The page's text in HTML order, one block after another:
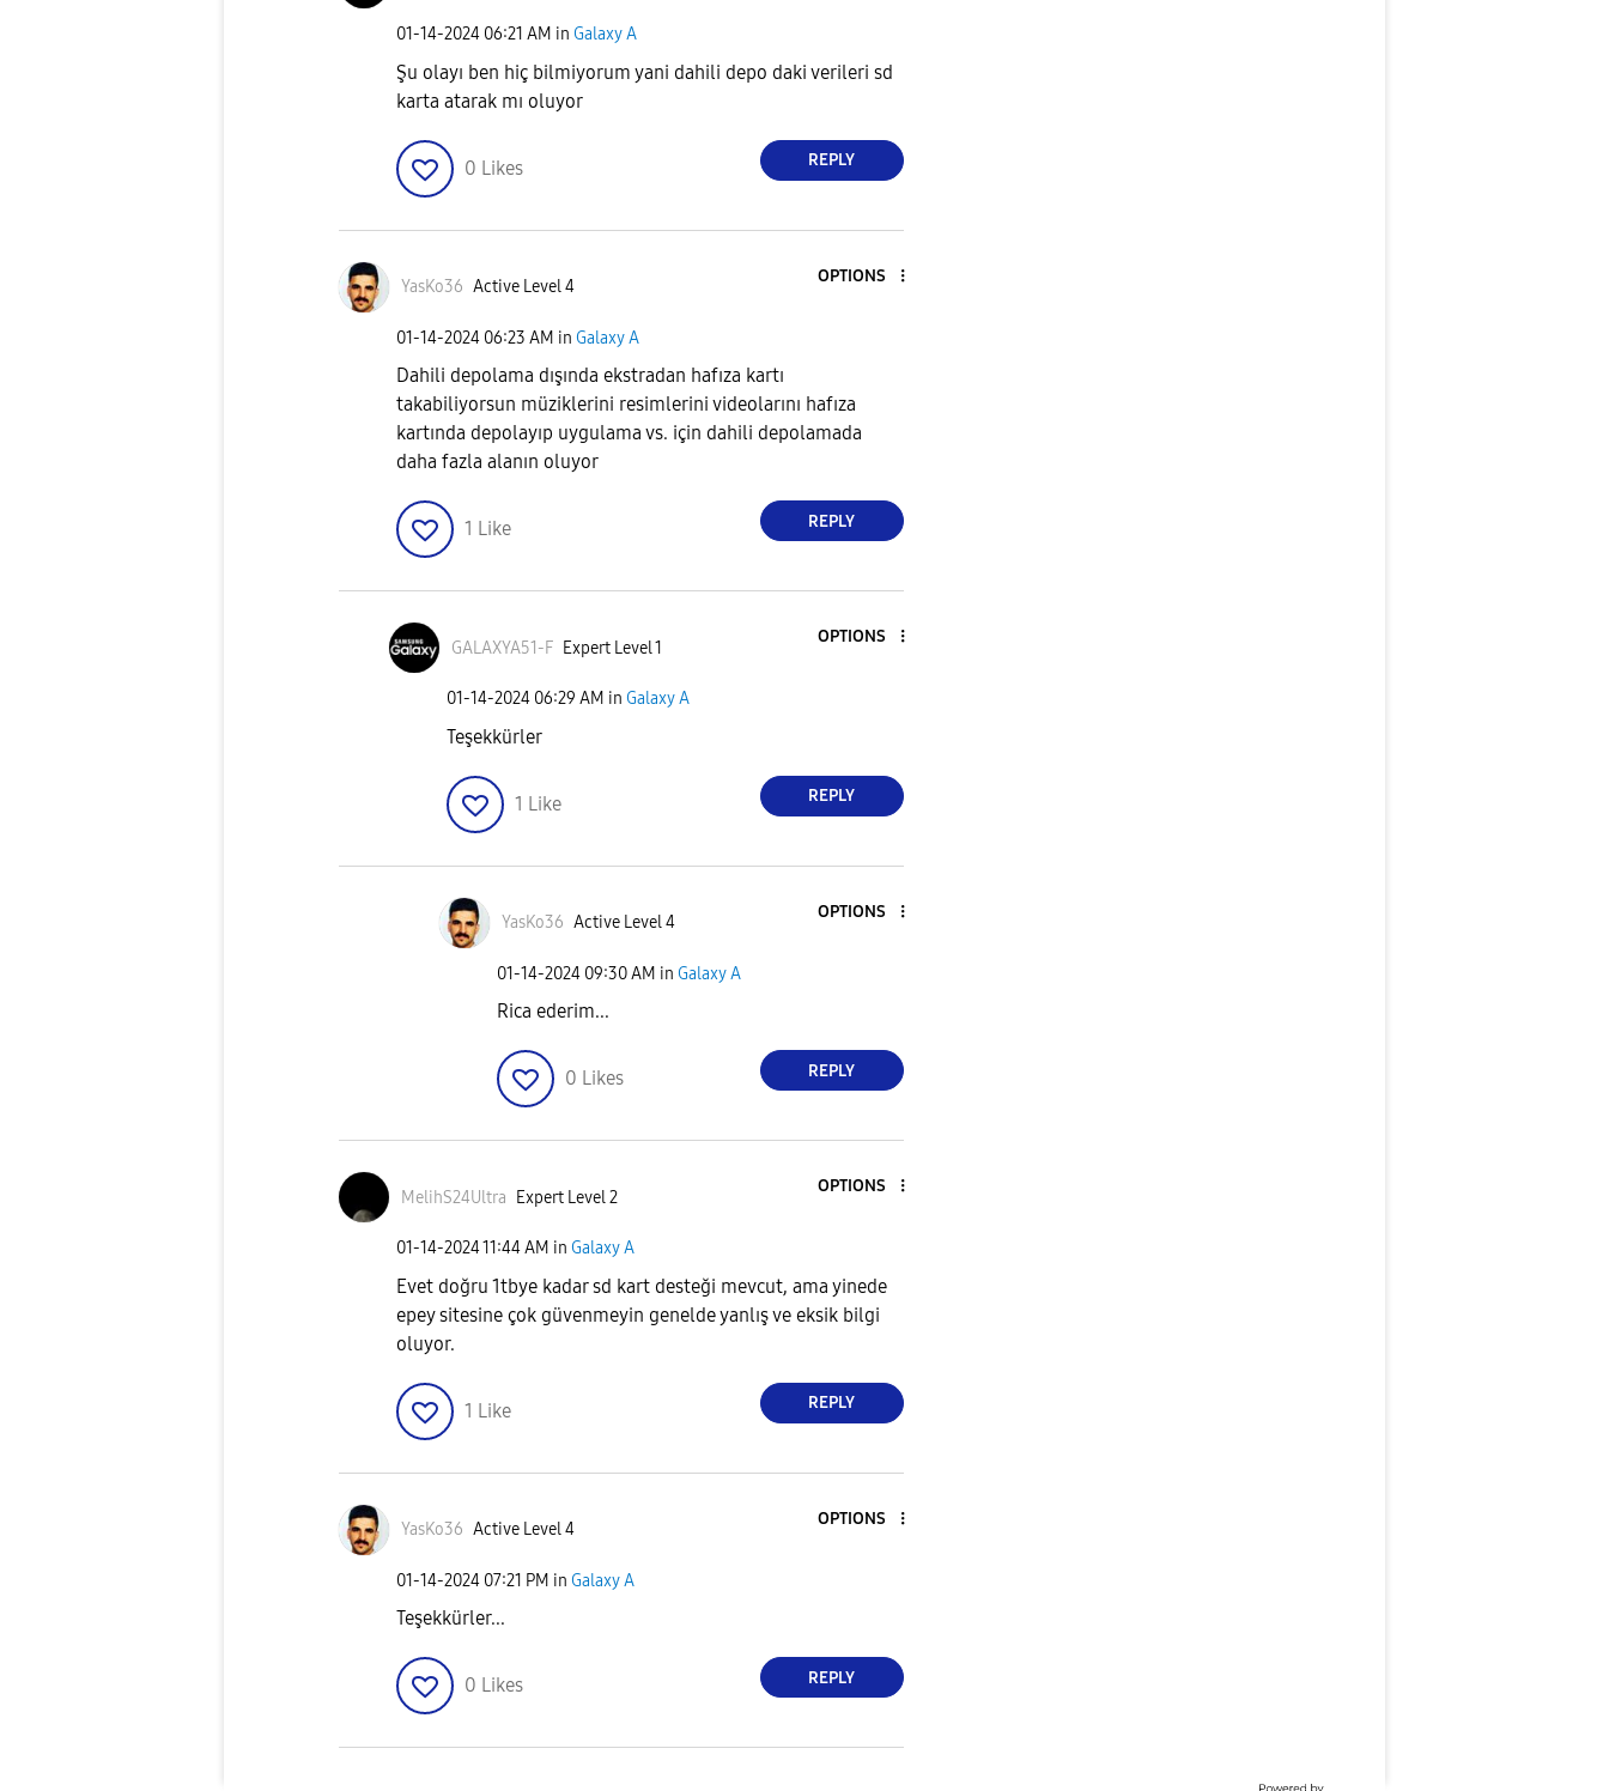
‎01-14-2024 06:21 AM in Galaxy A
Şu olayı ben hiç bilmiyorum yani dahili depo daki verileri sd
karta atarak mı oluyor
0 Likes REPLY
YasKo36 Active Level 4
OPTIONS
‎01-14-2024 06:23 AM in Galaxy A
Dahili depolama dışında ekstradan hafıza kartı
takabiliyorsun müziklerini resimlerini videolarını hafıza
kartında depolayıp uygulama vs. için dahili depolamada
daha fazla alanın oluyor
1 Like REPLY
GALAXYA51-F Expert Level 1
OPTIONS
‎01-14-2024 06:29 AM in Galaxy A
Teşekkürler
1 Like REPLY
YasKo36 Active Level 4
OPTIONS
‎01-14-2024 09:30 AM in Galaxy A
Rica ederim...
0 Likes REPLY
MelihS24Ultra Expert Level 2
OPTIONS
‎01-14-202411:44 AM in Galaxy A
Evet doğru 1tbye kadar sd kart desteği mevcut, ama yinede
epey sitesine çok güvenmeyin genelde yanlış ve eksik bilgi
oluyor.
1 Like REPLY
YasKo36 Active Level 4
OPTIONS
‎01-14-2024 07:21 PM in Galaxy A
Teşekkürler...
0 Likes REPLY